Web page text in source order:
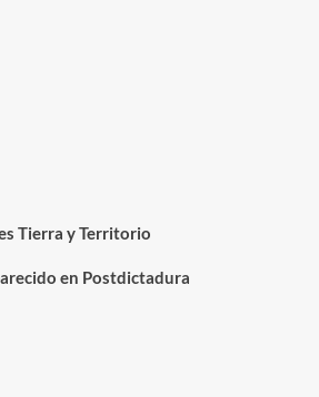
Tierra y Territorio
en Postdictadura